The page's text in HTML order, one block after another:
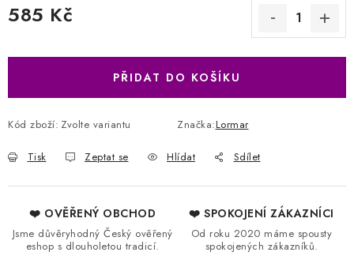
585 Kč
PŘIDAT DO KOŠÍKU
Kód zboží: Zvolte variantu Značka:Lormar
Tisk Zeptat se Hlídat Sdílet
❤️ OVĚŘENÝ OBCHOD
Jsme důvěryhodný Český ověřený
eshop s dlouholetou tradicí.
❤️ SPOKOJENÍ ZÁKAZNÍCI
Od roku 2020 máme spousty
spokojených zákazníků.